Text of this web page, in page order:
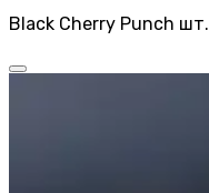
Black Cherry Punch шт.